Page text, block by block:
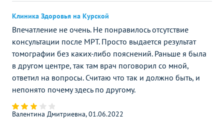
Клиника Здоровья на Курской
Впечатление не очень. Не понравилось отсутствие
консультации после МРТ. Просто выдается результат
томографии без каких-либо пояснений. Раньше я была
в другом центре, так там врач поговорил со мной,
ответил на вопросы. Считаю что так и должно быть, и
непонято почему здесь по другому.
Валентина Дмитриевна, 01.06.2022